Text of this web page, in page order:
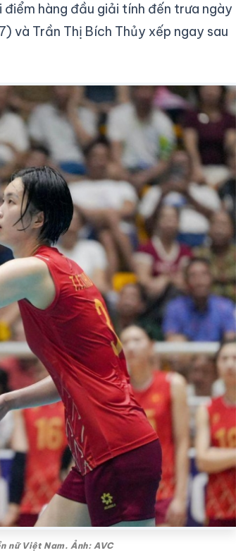
hàng đầu giải tính đến trưa ngày
và Trần Thị Bích Thủy xếp ngay sau
nữ Việt Nam. Ảnh: AVC